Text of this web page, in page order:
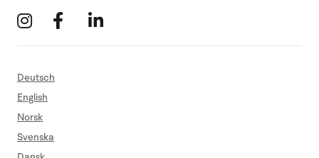
Deutsch
English
Norsk
Svenska